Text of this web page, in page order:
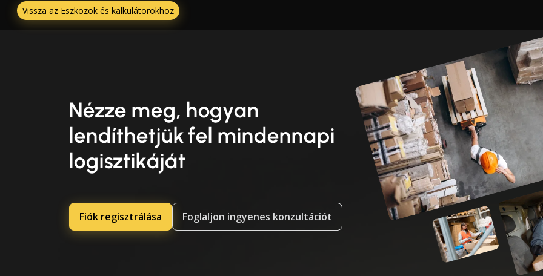
Vissza az Eszközök és kalkulátorokhoz
Nézze meg, hogyan
lendíthetjük fel mindennapi
logisztikáját
Fiók regisztrálása Foglaljon ingyenes konzultációt